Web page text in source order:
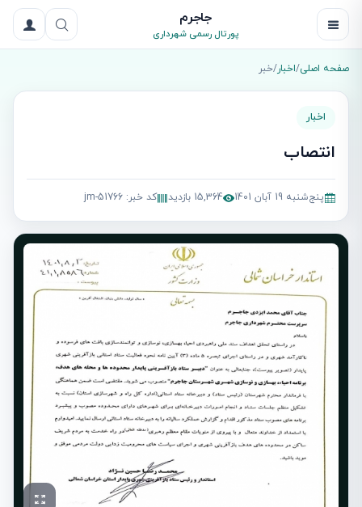
جاجرم
پورتال رسمی شهرداری
صفحه اصلی/اخبار/خبر
اخبار
انتصاب
پنج‌شنبه 19 آبان 1401 15,364 بازدید کد خبر: jm-51766